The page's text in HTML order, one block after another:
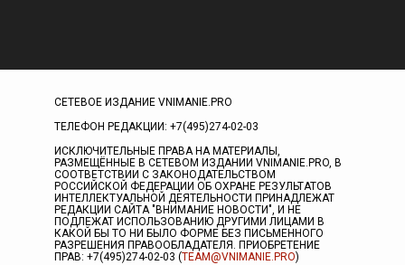
СЕТЕВОЕ ИЗДАНИЕ VNIMANIE.PRO
ТЕЛЕФОН РЕДАКЦИИ: +7(495)274-02-03
ИСКЛЮЧИТЕЛЬНЫЕ ПРАВА НА МАТЕРИАЛЫ,
РАЗМЕЩЁННЫЕ В СЕТЕВОМ ИЗДАНИИ VNIMANIE.PRO, В
СООТВЕТСТВИИ С ЗАКОНОДАТЕЛЬСТВОМ
РОССИЙСКОЙ ФЕДЕРАЦИИ ОБ ОХРАНЕ РЕЗУЛЬТАТОВ
ИНТЕЛЛЕКТУАЛЬНОЙ ДЕЯТЕЛЬНОСТИ ПРИНАДЛЕЖАТ
РЕДАКЦИИ САЙТА "ВНИМАНИЕ НОВОСТИ", И НЕ
ПОДЛЕЖАТ ИСПОЛЬЗОВАНИЮ ДРУГИМИ ЛИЦАМИ В
КАКОЙ БЫ ТО НИ БЫЛО ФОРМЕ БЕЗ ПИСЬМЕННОГО
РАЗРЕШЕНИЯ ПРАВООБЛАДАТЕЛЯ. ПРИОБРЕТЕНИЕ
ПРАВ: +7(495)274-02-03 (TEAM@VNIMANIE.PRO)